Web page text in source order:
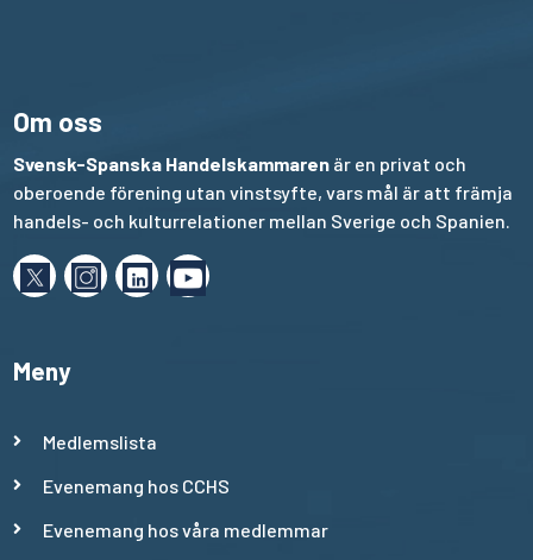
Om oss
Svensk-Spanska Handelskammaren är en privat och
oberoende förening utan vinstsyfte, vars mål är att främja
handels- och kulturrelationer mellan Sverige och Spanien.
Meny
Medlemslista
Evenemang hos CCHS
Evenemang hos våra medlemmar